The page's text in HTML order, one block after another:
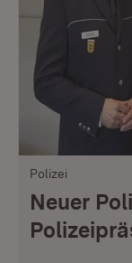
Polizei
Neuer